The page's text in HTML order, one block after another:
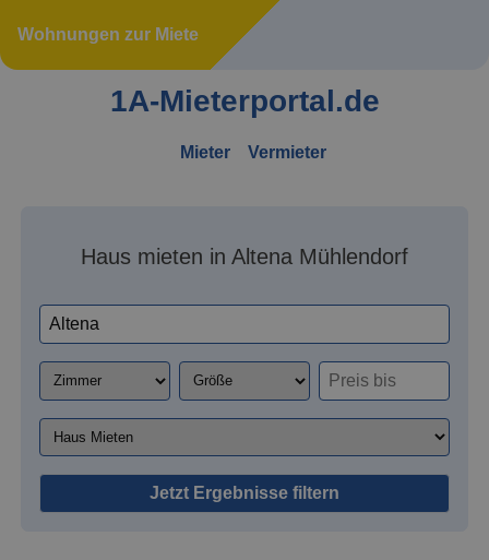
Wohnungen zur Miete
1A-Mieterportal.de
Mieter Vermieter
Haus mieten in Altena Mühlendorf
Jetzt Ergebnisse filtern